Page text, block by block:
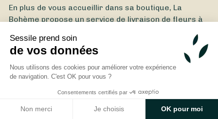
Sessile prend soin
de vos données
Nous utilisons des cookies pour améliorer votre expérience
de navigation. C'est OK pour vous ?
Consentements certifiés par
Non merci Je choisis OK pour moi
À partir de 40€ - Personnaliser
Bouquet Remerciements
En plus de vous accueillir dans sa boutique, La
Bohème propose un service de livraison de fleurs à
telles qu’Annecy, Sillingy et Argonay. Que ce soit
pour un domicile, une église ou un bureau, Sophie
assure des livraisons en voiture, garantissant que
chaque bouquet arrive à destination frais et en
parfait état. Ce service de livraison permet à La
Bohème de rester connectée avec sa clientèle, en
accompagnant ses clients dans tous les moments